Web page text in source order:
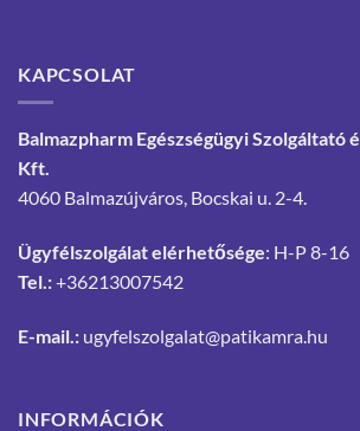
KAPCSOLAT
Balmazpharm Egészségügyi Szolgáltató
Kft.
4060 Balmazújváros, Bocskai u. 2-4.
Ügyfélszolgálat elérhetősége: H-P 8-16
Tel.:+36213007542
E-mail.: ugyfelszolgalat@patikamra.hu
INFORMÁCIÓK